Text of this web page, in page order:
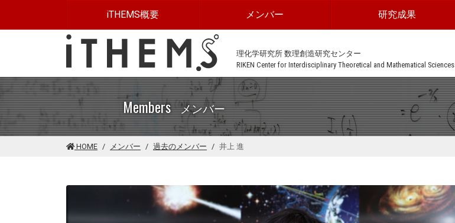
iTHEMS概要 メンバー 研究成果
理化学研究所 数理創造研究センター
RIKEN Center for Interdisciplinary Theoretical and Mathematical Sciences
Members メンバー
HOME メンバー 過去のメンバー 井上 進